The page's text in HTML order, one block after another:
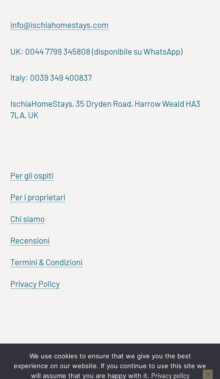
info@ischiahomestays.com
UK: 0044 7799 345808 (disponibile su WhatsApp)
Italy: 0039 349 400837
IschiaHomeStays, 35 Dryden Road, Harrow Weald HA3
7LA, UK
Per gli ospiti
Per i proprietari
Chi siamo
Recensioni
Termini & Condizioni
Privacy Policy
We use cookies to ensure that we give you the best
experience on our website. If you continue to use this site we
will assume that you are happy with it. Privacy policy